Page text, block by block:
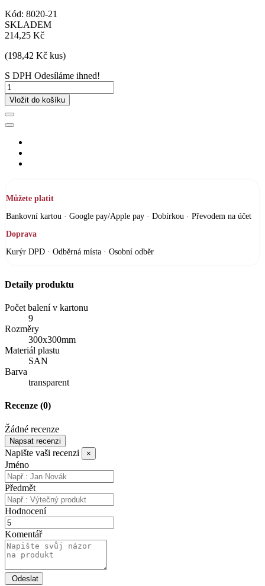
Kód: 8020-21
SKLADEM
214,25 Kč
(198,42 Kč kus)
S DPH Odesíláme ihned!
Vložit do košíku
Můžete platit
Bankovní kartou · Google pay/Apple pay · Dobírkou · Převodem na účet
Doprava
Kurýr DPD · Odběrná místa · Osobní odběr
Detaily produktu
Počet balení v kartonu
9
Rozměry
300x300mm
Materiál plastu
SAN
Barva
transparent
Recenze (0)
Žádné recenze
Napsat recenzi
Napište vaši recenzi ×
Jméno
Předmět
Hodnocení
Komentář